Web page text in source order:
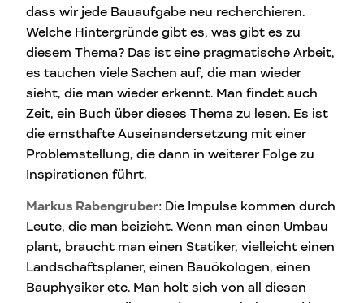
dass wir jede Bauaufgabe neu recherchieren.
Welche Hintergründe gibt es, was gibt es zu
diesem Thema? Das ist eine pragmatische Arbeit,
es tauchen viele Sachen auf, die man wieder
sieht, die man wieder erkennt. Man findet auch
Zeit, ein Buch über dieses Thema zu lesen. Es ist
die ernsthafte Auseinandersetzung mit einer
Problemstellung, die dann in weiterer Folge zu
Inspirationen führt.
Markus Rabengruber: Die Impulse kommen durch
Leute, die man beizieht. Wenn man einen Umbau
plant, braucht man einen Statiker, vielleicht einen
Landschaftsplaner, einen Bauökologen, einen
Bauphysiker etc. Man holt sich von all diesen